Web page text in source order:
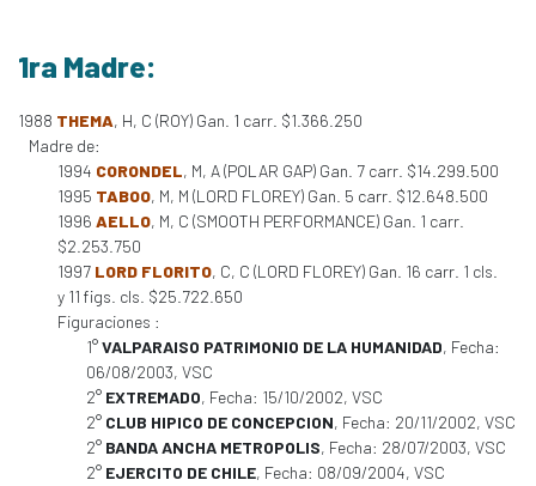
1ra Madre:
1988 THEMA, H, C (ROY) Gan. 1 carr. $1.366.250
Madre de:
1994 CORONDEL, M, A (POLAR GAP) Gan. 7 carr. $14.299.500
1995 TABOO, M, M (LORD FLOREY) Gan. 5 carr. $12.648.500
1996 AELLO, M, C (SMOOTH PERFORMANCE) Gan. 1 carr.
$2.253.750
1997 LORD FLORITO, C, C (LORD FLOREY) Gan. 16 carr. 1 cls.
y 11 figs. cls. $25.722.650
Figuraciones :
1°VALPARAISO PATRIMONIO DE LA HUMANIDAD, Fecha:
06/08/2003, VSC
2° EXTREMADO, Fecha: 15/10/2002, VSC
2° CLUB HIPICO DE CONCEPCION, Fecha: 20/11/2002, VSC
2° BANDA ANCHA METROPOLIS, Fecha: 28/07/2003, VSC
2° EJERCITO DE CHILE, Fecha: 08/09/2004, VSC